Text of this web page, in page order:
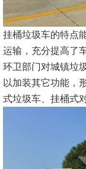
挂桶垃圾车的特点
运输，充分提高了
环卫部门对城镇垃
以加装其它功能，
式垃圾车、挂桶式